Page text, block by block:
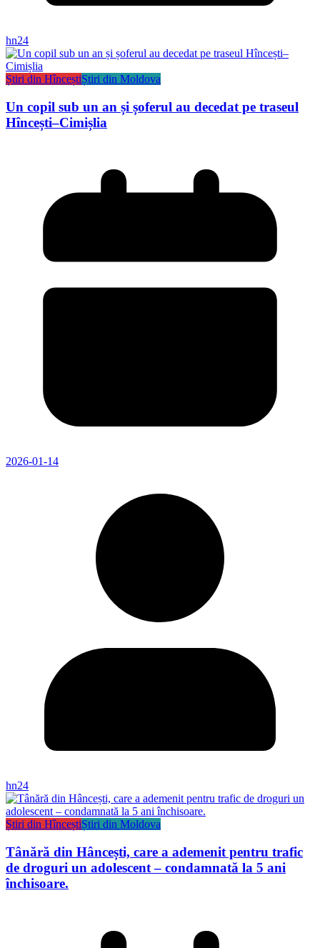
hn24
Știri din HînceștiȘtiri din Moldova
Un copil sub un an și șoferul au decedat pe traseul
Hîncești–Cimișlia
2026-01-14
hn24
Știri din HînceștiȘtiri din Moldova
Tânără din Hâncești, care a ademenit pentru trafic
de droguri un adolescent – condamnată la 5 ani
închisoare.